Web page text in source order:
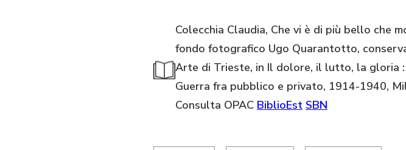
Colecchia Claudia, Che vi è di più bello che
fondo fotografico Ugo Quarantotto,
Arte di Trieste, in Il dolore, il lutto, la gloria
Guerra fra pubblico e privato, 1914-1940,
Consulta OPAC BiblioEst SBN